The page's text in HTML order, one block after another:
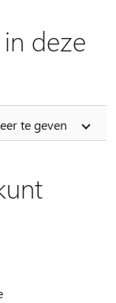
deze
te geven